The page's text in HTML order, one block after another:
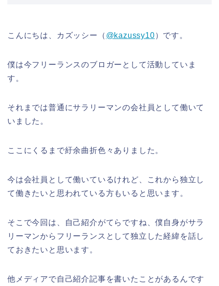
こんにちは、カズッシー（ @kazussy10）です。
僕は今フリーランスのブロガーとして活動していま
す。
それまでは普通にサラリーマンの会社員として働いて
いました。
ここにくるまで紆余曲折色々ありました。
今は会社員として働いているけれど、これから独立し
て働きたいと思われている方もいると思います。
そこで今回は、自己紹介がてらですね、僕自身がサラ
リーマンからフリーランスとして独立した経緯を話し
ておきたいと思います。
他メディアで自己紹介記事を書いたことがあるんです